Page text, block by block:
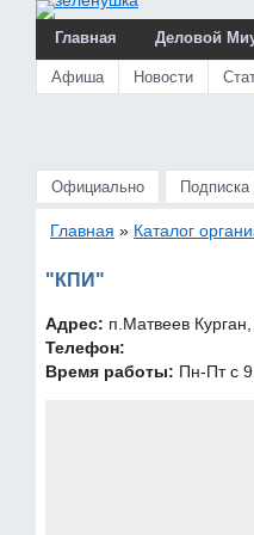
Главная Деловой
Афиша Новости
Официально
Главная » Каталог
"КПИ"
Адрес: п.Матвеев
Телефон:
Время работы: Пн-Пт с